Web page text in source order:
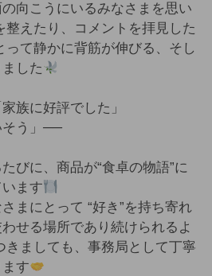
向こうにいるみなさまを思い
えたり、コメントを拝見した
って静かに背筋が伸びる、そし
した
族に好評でした」
そう」──
びに、商品が“食卓の物語”に
ます
まにとって “好き”を持ち寄れ
せる場所であり続けられるよ
きましても、事務局として丁寧
す